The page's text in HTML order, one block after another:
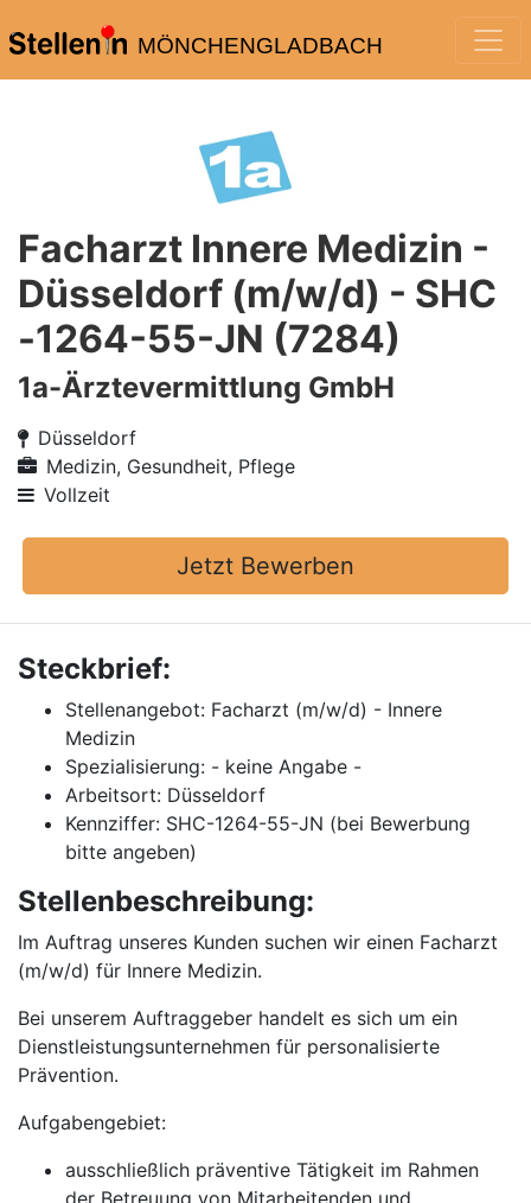
MÖNCHENGLADBACH
Facharzt Innere Medizin -
Düsseldorf (m/w/d) - SHC
-1264-55-JN (7284)
1a-Ärztevermittlung GmbH
Düsseldorf
Medizin, Gesundheit, Pflege
Vollzeit
Jetzt Bewerben
Steckbrief:
Stellenangebot: Facharzt (m/w/d) - Innere
Medizin
Spezialisierung: - keine Angabe -
Arbeitsort: Düsseldorf
Kennziffer: SHC-1264-55-JN (bei Bewerbung
bitte angeben)
Stellenbeschreibung:
Im Auftrag unseres Kunden suchen wir einen Facharzt
(m/w/d) für Innere Medizin.
Bei unserem Auftraggeber handelt es sich um ein
Dienstleistungsunternehmen für personalisierte
Prävention.
Aufgabengebiet:
ausschließlich präventive Tätigkeit im Rahmen
der Betreuung von Mitarbeitenden und